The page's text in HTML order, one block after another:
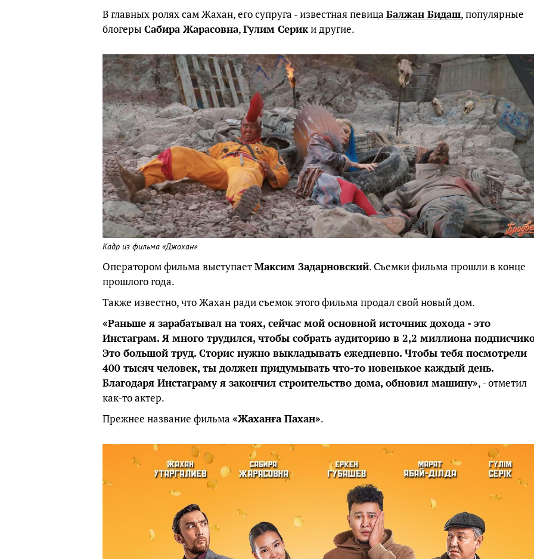
В главных ролях сам Жахан, его супруга - известная певица Балжан Бидаш, популярные
блогеры Сабира Жарасовна,Гулим Серики другие.
Кадр из фильма «Джохан»
Оператором фильма выступаетМаксим Задарновский. Съемки фильма прошли в конце
прошлого года.
Также известно, что Жахан ради съемок этого фильма продал свой новый дом.
«Раньше я зарабатывал на тоях, сейчас мой основной источник дохода - это
Инстаграм. Я много трудился, чтобы собрать аудиторию в 2,2 миллиона
Это большой труд. Сторис нужно выкладывать ежедневно. Чтобы тебя посмотрели
400 тысяч человек, ты должен придумывать что-то новенькое каждый день.
Благодаря Инстаграму я закончил строительство дома, обновил машину», - отметил
как-то актер.
Прежнее название фильма «Жаханға Пахан».